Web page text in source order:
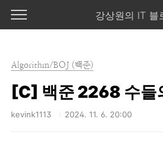
강상원의 IT 블
Algorithm/BOJ (백준)
[C] 백준 2268 수들
kevink1113 2024. 11. 6. 20:00